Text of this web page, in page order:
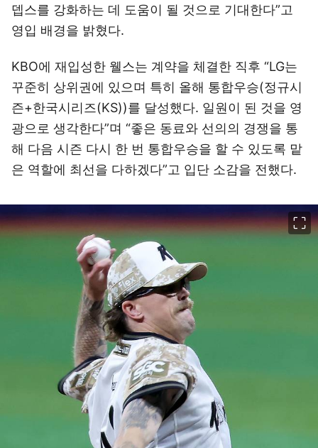
뎁스를 강화하는 데 도움이 될 것으로 기대한다”고
영입 배경을 밝혔다.
KBO에 재입성한 웰스는 계약을 체결한 직후 “LG는
꾸준히 상위권에 있으며 특히 올해 통합우승(정규시
즌+한국시리즈(KS))를 달성했다. 일원이 된 것을 영
광으로 생각한다”며 “좋은 동료와 선의의 경쟁을 통
해 다음 시즌 다시 한 번 통합우승을 할 수 있도록 맡
은 역할에 최선을 다하겠다”고 입단 소감을 전했다.